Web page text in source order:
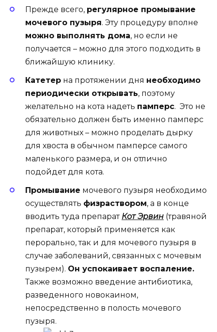
Прежде всего, регулярное промывание
мочевого пузыря. Эту процедуру вполне
можно выполнять дома, но если не
получается – можно для этого подходить в
ближайшую клинику.
Катетер на протяжении дня необходимо
периодически открывать, поэтому
желательно на кота надеть памперс. Это не
обязательно должен быть именно памперс
для животных – можно проделать дырку
для хвоста в обычном памперсе самого
маленького размера, и он отлично
подойдет для кота.
Промывание мочевого пузыря необходимо
осуществлять физраствором, а в конце
вводить туда препарат Кот Эрвин (травяной
препарат, который применяется как
перорально, так и для мочевого пузыря в
случае заболеваний, связанных с мочевым
пузырем). Он успокаивает воспаление.
Также возможно введение антибиотика,
разведенного новокаином,
непосредственно в полость мочевого
пузыря.